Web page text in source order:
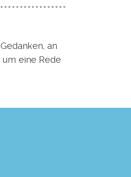
an
eine Rede